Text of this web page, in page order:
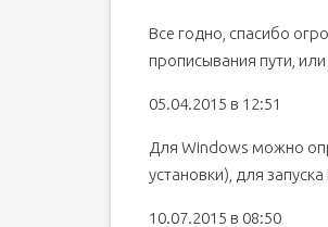
Все годно, спасибо
прописывания пути,
05.04.2015 в 12:51
Для Windows можно
установки), для
10.07.2015 в 08:50